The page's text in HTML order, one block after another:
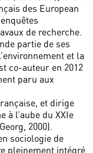
des European
de recherche.
partie de ses
et la
co-auteur en 2012
paru aux
et dirige
à l’aube du XXIe
2000).
sociologie de
pleinement intégré